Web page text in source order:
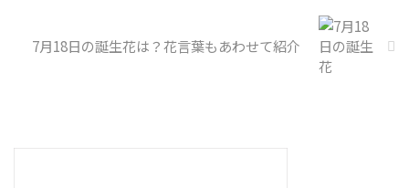
7月18日の誕生花は？花言葉もあわせて紹介